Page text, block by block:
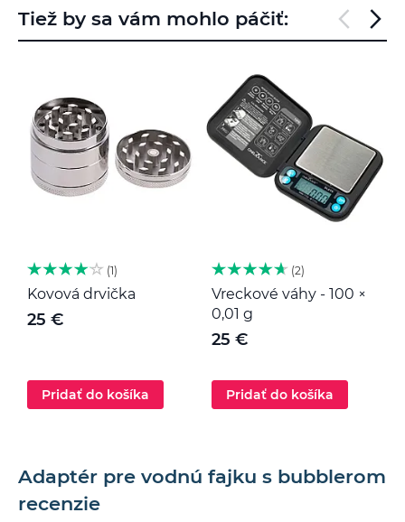
Tiež by sa vám mohlo páčiť:
1
Kovová drvička
25 €
Pridať do košíka
2
Vreckové váhy - 100 ×
0,01 g
25 €
Pridať do košíka
Adaptér pre vodnú fajku s bubblerom
recenzie